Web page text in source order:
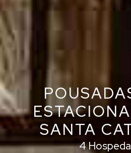
SANTA
4